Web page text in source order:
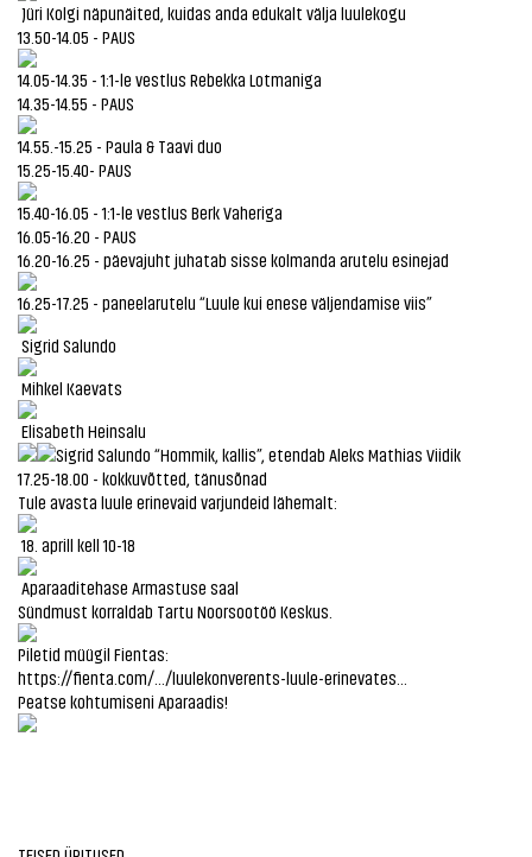
Jüri Kolgi näpunäited, kuidas anda edukalt välja luulekogu
13.50-14.05 - PAUS
14.05-14.35 - 1:1-le vestlus Rebekka Lotmaniga
14.35-14.55 - PAUS
14.55.-15.25 - Paula & Taavi duo
15.25-15.40- PAUS
15.40-16.05 - 1:1-le vestlus Berk Vaheriga
16.05-16.20 - PAUS
16.20-16.25 - päevajuht juhatab sisse kolmanda arutelu esinejad
16.25-17.25 - paneelarutelu “Luule kui enese väljendamise viis”
Sigrid Salundo
Mihkel Kaevats
Elisabeth Heinsalu
Sigrid Salundo “Hommik, kallis”, etendab Aleks Mathias Viidik
17.25-18.00 - kokkuvõtted, tänusõnad
Tule avasta luule erinevaid varjundeid lähemalt:
18. aprill kell 10-18
Aparaaditehase Armastuse saal
Sündmust korraldab Tartu Noorsootöö Keskus.
Piletid müügil Fientas:
https://fienta.com/.../luulekonverents-luule-erinevates...
Peatse kohtumiseni Aparaadis!